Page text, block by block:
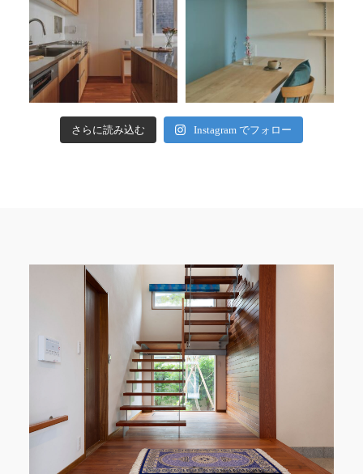
さらに読み込む Instagram でフォロー